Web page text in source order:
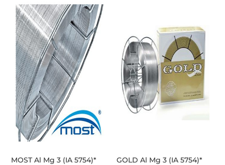
MOST Al Mg 3 (IA 5754)* GOLD Al Mg 3 (IA 5754)*